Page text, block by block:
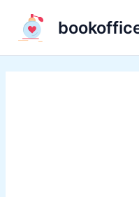
содержимому